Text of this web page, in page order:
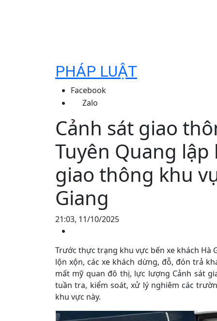
PHÁP LUẬT
Facebook
Zalo
Cảnh sát giao
Tuyên Quang
giao thông khu
Giang
21:03, 11/10/2025
Trước thực trạng khu vực bến xe khách Hà
lộn xộn, các xe khách dừng, đỗ, đón trả
mất mỹ quan đô thị, lực lượng Cảnh sát
tuần tra, kiểm soát, xử lý nghiêm các
khu vực này.